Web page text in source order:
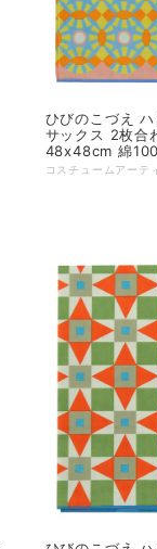
ひびのこづえ
サックス 2枚合
48x48cm 綿